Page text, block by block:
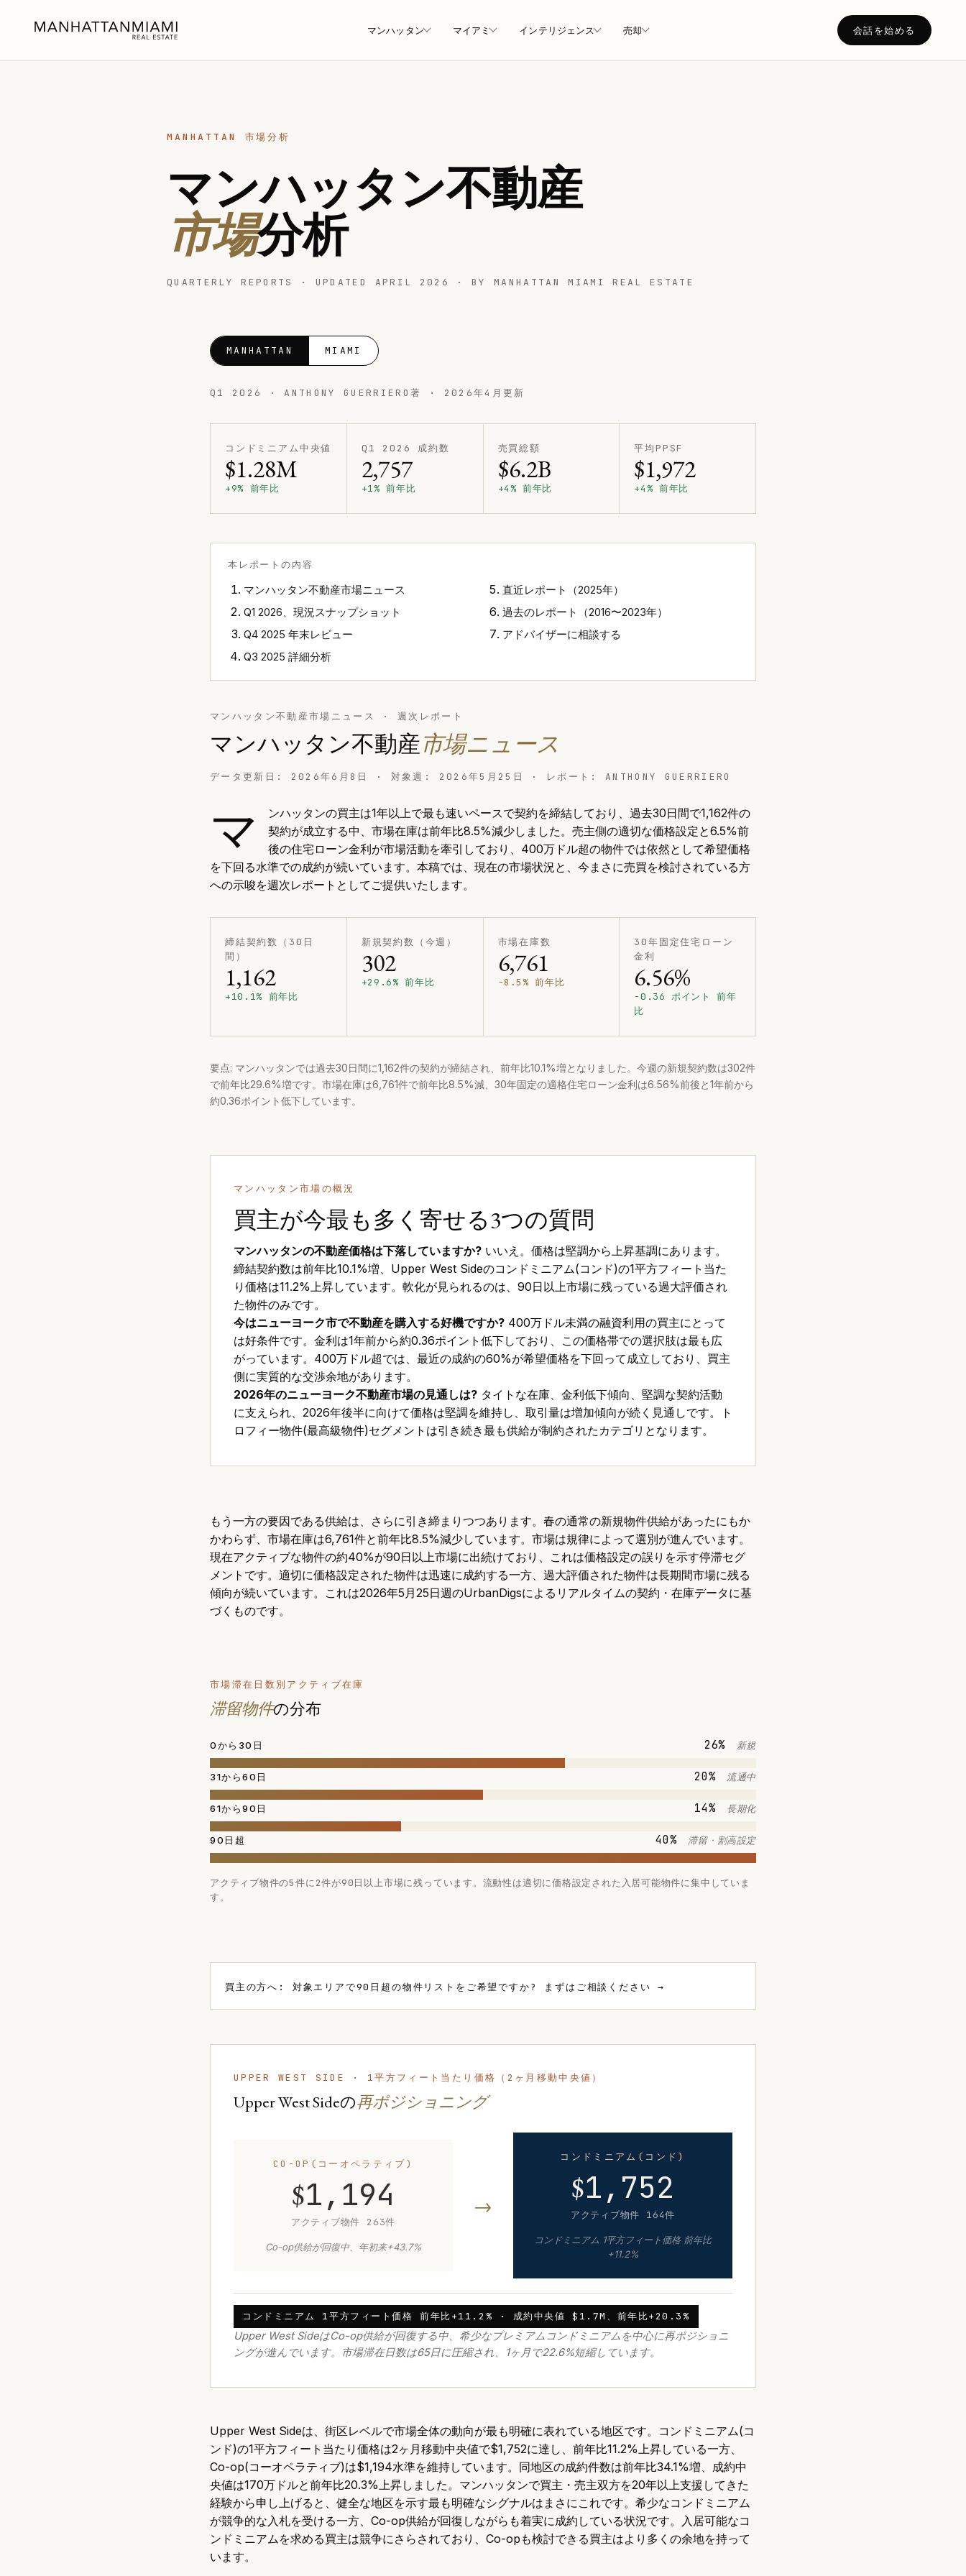
マンハッタン マイアミ インテリジェンス 売却 会話を始める
MANHATTAN 市場分析
マンハッタン不動産
市場分析
QUARTERLY REPORTS · UPDATED APRIL 2026 · BY MANHATTAN MIAMI REAL ESTATE
MANHATTAN MIAMI
Q1 2026 · ANTHONY GUERRIERO著 · 2026年4月更新
コンドミニアム中央値
$1.28M
+9% 前年比
Q1 2026 成約数
2,757
+1% 前年比
売買総額
$6.2B
+4% 前年比
平均PPSF
$1,972
+4% 前年比
本レポートの内容
マンハッタン不動産市場ニュース
Q1 2026、現況スナップショット
Q4 2025 年末レビュー
Q3 2025 詳細分析
直近レポート（2025年）
過去のレポート（2016〜2023年）
アドバイザーに相談する
マンハッタン不動産市場ニュース · 週次レポート
マンハッタン不動産市場ニュース
データ更新日: 2026年6月8日 · 対象週: 2026年5月25日 · レポート: ANTHONY GUERRIERO
マ
ンハッタンの買主は1年以上で最も速いペースで契約を締結しており、過去30日間で1,162件の
契約が成立する中、市場在庫は前年比8.5%減少しました。売主側の適切な価格設定と6.5%前
後の住宅ローン金利が市場活動を牽引しており、400万ドル超の物件では依然として希望価格
を下回る水準での成約が続いています。本稿では、現在の市場状況と、今まさに売買を検討されている方
への示唆を週次レポートとしてご提供いたします。
締結契約数（30日
間）
1,162
+10.1% 前年比
新規契約数（今週）
302
+29.6% 前年比
市場在庫数
6,761
−8.5% 前年比
30年固定住宅ローン
金利
6.56%
−0.36 ポイント 前年
比
要点: マンハッタンでは過去30日間に1,162件の契約が締結され、前年比10.1%増となりました。今週の新規契約数は302件
で前年比29.6%増です。市場在庫は6,761件で前年比8.5%減、30年固定の適格住宅ローン金利は6.56%前後と1年前から
約0.36ポイント低下しています。
マンハッタン市場の概況
買主が今最も多く寄せる3つの質問
マンハッタンの不動産価格は下落していますか? いいえ。価格は堅調から上昇基調にあります。
締結契約数は前年比10.1%増、Upper West Sideのコンドミニアム(コンド)の1平方フィート当た
り価格は11.2%上昇しています。軟化が見られるのは、90日以上市場に残っている過大評価され
た物件のみです。
今はニューヨーク市で不動産を購入する好機ですか? 400万ドル未満の融資利用の買主にとって
は好条件です。金利は1年前から約0.36ポイント低下しており、この価格帯での選択肢は最も広
がっています。400万ドル超では、最近の成約の60%が希望価格を下回って成立しており、買主
側に実質的な交渉余地があります。
2026年のニューヨーク不動産市場の見通しは? タイトな在庫、金利低下傾向、堅調な契約活動
に支えられ、2026年後半に向けて価格は堅調を維持し、取引量は増加傾向が続く見通しです。ト
ロフィー物件(最高級物件)セグメントは引き続き最も供給が制約されたカテゴリとなります。
もう一方の要因である供給は、さらに引き締まりつつあります。春の通常の新規物件供給があったにもか
かわらず、市場在庫は6,761件と前年比8.5%減少しています。市場は規律によって選別が進んでいます。
現在アクティブな物件の約40%が90日以上市場に出続けており、これは価格設定の誤りを示す停滞セグ
メントです。適切に価格設定された物件は迅速に成約する一方、過大評価された物件は長期間市場に残る
傾向が続いています。これは2026年5月25日週のUrbanDigsによるリアルタイムの契約・在庫データに基
づくものです。
市場滞在日数別アクティブ在庫
滞留物件の分布
0から30日 26% 新規
31から60日 20% 流通中
61から90日 14% 長期化
90日超 40% 滞留 · 割高設定
アクティブ物件の5件に2件が90日以上市場に残っています。流動性は適切に価格設定された入居可能物件に集中していま
す。
買主の方へ: 対象エリアで90日超の物件リストをご希望ですか? まずはご相談ください →
UPPER WEST SIDE · 1平方フィート当たり価格（2ヶ月移動中央値）
Upper West Sideの再ポジショニング
CO-OP(コーオペラティブ)
$1,194
アクティブ物件 263件
Co-op供給が回復中、年初来+43.7%
→
コンドミニアム(コンド)
$1,752
アクティブ物件 164件
コンドミニアム 1平方フィート価格 前年比
+11.2%
コンドミニアム 1平方フィート価格 前年比+11.2% · 成約中央値 $1.7M、前年比+20.3%
Upper West SideはCo-op供給が回復する中、希少なプレミアムコンドミニアムを中心に再ポジショニ
ングが進んでいます。市場滞在日数は65日に圧縮され、1ヶ月で22.6%短縮しています。
Upper West Sideは、街区レベルで市場全体の動向が最も明確に表れている地区です。コンドミニアム(コ
ンド)の1平方フィート当たり価格は2ヶ月移動中央値で$1,752に達し、前年比11.2%上昇している一方、
Co-op(コーオペラティブ)は$1,194水準を維持しています。同地区の成約件数は前年比34.1%増、成約中
央値は170万ドルと前年比20.3%上昇しました。マンハッタンで買主・売主双方を20年以上支援してきた
経験から申し上げると、健全な地区を示す最も明確なシグナルはまさにこれです。希少なコンドミニアム
が競争的な入札を受ける一方、Co-op供給が回復しながらも着実に成約している状況です。入居可能なコ
ンドミニアムを求める買主は競争にさらされており、Co-opも検討できる買主はより多くの余地を持って
います。